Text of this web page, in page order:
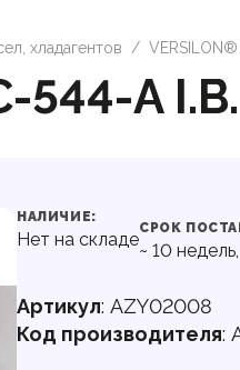
хладагентов / VERSILON®
544-A
НАЛИЧИЕ:
Нет на складе
СРОК
~ 10 недель,
Артикул: AZY02008
Код производителя: